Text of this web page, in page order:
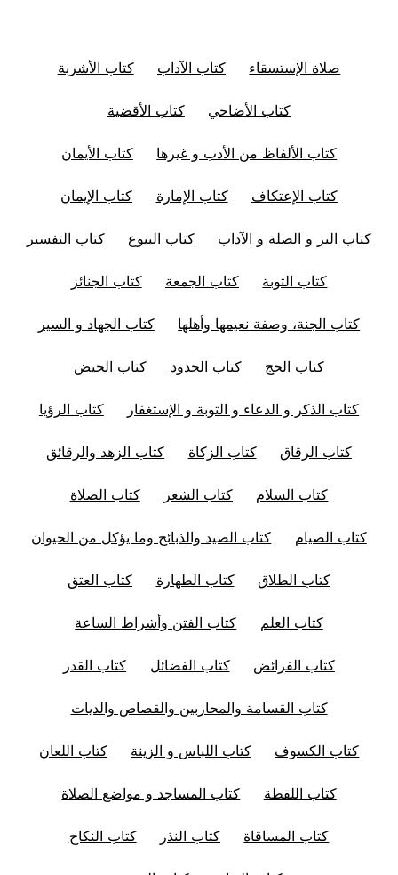
صلاة الإستسقاء كتاب الآداب كتاب الأشربة
كتاب الأضاحي كتاب الأقضية
كتاب الألفاظ من الأدب و غيرها كتاب الأيمان
كتاب الإعتكاف كتاب الإمارة كتاب الإيمان
كتاب البر و الصلة و الآداب كتاب البيوع كتاب التفسير
كتاب التوبة كتاب الجمعة كتاب الجنائز
كتاب الجنة، وصفة نعيمها وأهلها كتاب الجهاد و السير
كتاب الحج كتاب الحدود كتاب الحيض
كتاب الذكر و الدعاء و التوبة و الإستغفار كتاب الرؤيا
كتاب الرقاق كتاب الزكاة كتاب الزهد والرقائق
كتاب السلام كتاب الشعر كتاب الصلاة
كتاب الصيام كتاب الصيد والذبائح وما يؤكل من الحيوان
كتاب الطلاق كتاب الطهارة كتاب العتق
كتاب العلم كتاب الفتن وأشراط الساعة
كتاب الفرائض كتاب الفضائل كتاب القدر
كتاب القسامة والمحاربين والقصاص والديات
كتاب الكسوف كتاب اللباس و الزينة كتاب اللعان
كتاب اللقطة كتاب المساجد و مواضع الصلاة
كتاب المساقاة كتاب النذر كتاب النكاح